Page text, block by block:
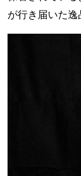
が行き届いた逸